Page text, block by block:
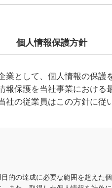
個人情報保護方針
として、個人情報の保
保護を当社事業におけ
の従業員はこの方針に従
的の達成に必要な範囲を超えた